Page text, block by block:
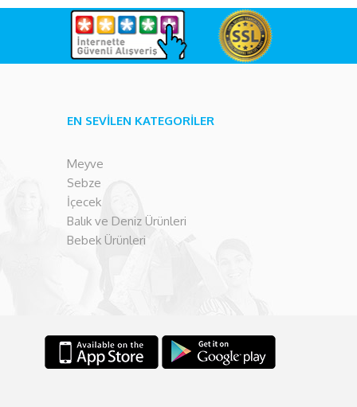
EN SEVİLEN KATEGORİLER
Meyve
Sebze
İçecek
Balık ve Deniz Ürünleri
Bebek Ürünleri